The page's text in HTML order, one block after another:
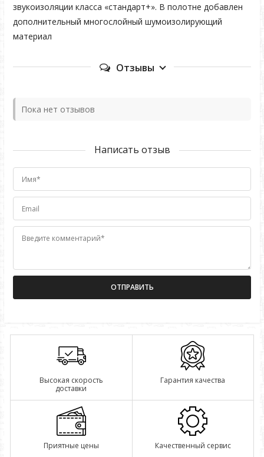
звукоизоляции класса «стандарт+». В полотне добавлен
дополнительный многослойный шумоизолирующий
материал
Отзывы
Пока нет отзывов
Написать отзыв
Имя*
Email
Введите комментарий*
Высокая скорость
доставки
Гарантия качества
Приятные цены Качественный сервис